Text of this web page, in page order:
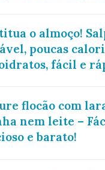
o almoço!
poucas
fácil e
flocão com
nem leite –
e barato!